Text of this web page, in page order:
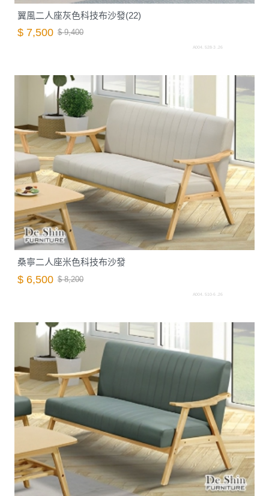
翼風二人座灰色科技布沙發(22)
$ 7,500 $ 9,400
A004. 528-3 .26
桑寧二人座米色科技布沙發
$ 6,500 $ 8,200
A004. 510-6 .26